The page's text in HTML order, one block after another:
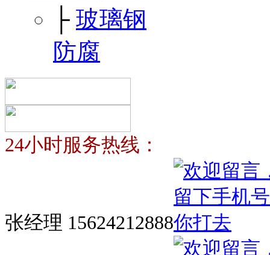
├ 玻璃钢
防腐
24小时服务热线：
张经理 15624212888